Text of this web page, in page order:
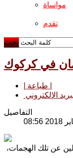
مواساة
تقدم
بحث
في كركوك
الإلكتروني
التفاصيل
عن تلك الهجمات،